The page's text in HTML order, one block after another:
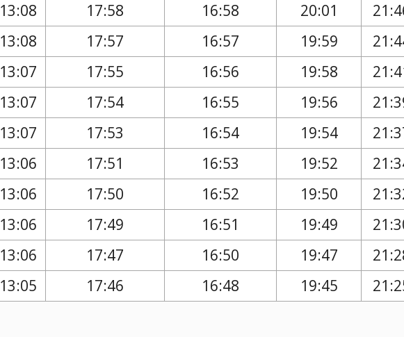
13:08 17:58 16:58 20:01
13:08 17:57 16:57 19:59
13:07 17:55 16:56 19:58
13:07 17:54 16:55 19:56
13:07 17:53 16:54 19:54
13:06 17:51 16:53 19:52
13:06 17:50 16:52 19:50
13:06 17:49 16:51 19:49
13:06 17:47 16:50 19:47
13:05 17:46 16:48 19:45